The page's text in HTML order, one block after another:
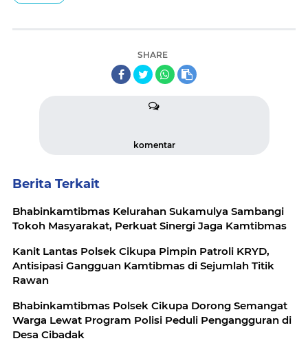
SHARE
komentar
Berita Terkait
Bhabinkamtibmas Kelurahan Sukamulya Sambangi
Tokoh Masyarakat, Perkuat Sinergi Jaga Kamtibmas
Kanit Lantas Polsek Cikupa Pimpin Patroli KRYD,
Antisipasi Gangguan Kamtibmas di Sejumlah Titik
Rawan
Bhabinkamtibmas Polsek Cikupa Dorong Semangat
Warga Lewat Program Polisi Peduli Pengangguran di
Desa Cibadak